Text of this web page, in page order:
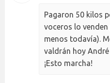
Pagaron 50 kilos
voceros lo
menos todavía).
valdrán hoy
¡Esto marcha!